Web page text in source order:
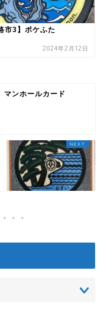
市3】ポケふた
2024年2月12日
マンホールカード